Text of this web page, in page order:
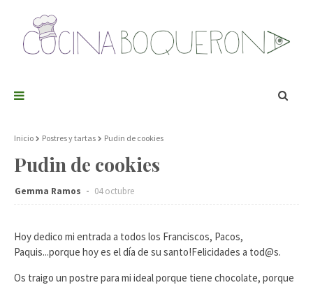
Inicio Postres y tartas Pudin de cookies
Pudin de cookies
Gemma Ramos 04 octubre
Hoy dedico mi entrada a todos los Franciscos, Pacos,
Paquis...porque hoy es el día de su santo!Felicidades a tod@s.
Os traigo un postre para mi ideal porque tiene chocolate, porque